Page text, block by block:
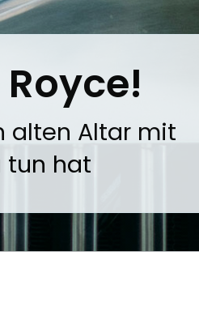
alten Altar mit
tun hat